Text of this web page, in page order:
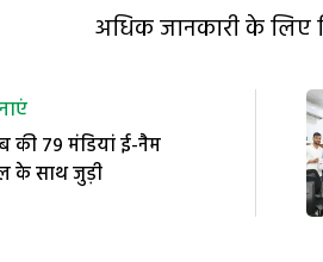
अधिक जानकारी के लिए
की 79 मंडियां ई-नैम
के साथ जुड़ी